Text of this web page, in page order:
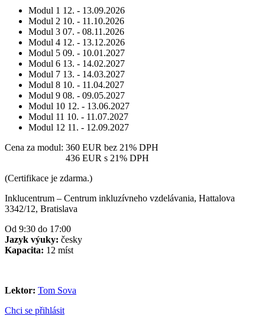
Modul 1 12. - 13.09.2026
Modul 2 10. - 11.10.2026
Modul 3 07. - 08.11.2026
Modul 4 12. - 13.12.2026
Modul 5 09. - 10.01.2027
Modul 6 13. - 14.02.2027
Modul 7 13. - 14.03.2027
Modul 8 10. - 11.04.2027
Modul 9 08. - 09.05.2027
Modul 10 12. - 13.06.2027
Modul 11 10. - 11.07.2027
Modul 12 11. - 12.09.2027
Cena za modul: 360 EUR bez 21% DPH
436 EUR s 21% DPH
(Certifikace je zdarma.)
Inklucentrum – Centrum inkluzívneho vzdelávania, Hattalova
3342/12, Bratislava
Od 9:30 do 17:00
Jazyk výuky: česky
Kapacita: 12 míst
Lektor: Tom Sova
Chci se přihlásit